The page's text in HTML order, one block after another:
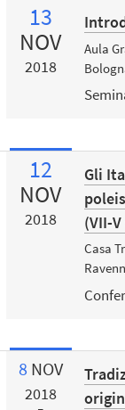
13
NOV
2018
Aula
12
NOV
2018
Gli
(VII-
Casa
8 NOV
2018